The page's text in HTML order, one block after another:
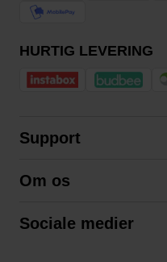
HURTIG LEVERING
Support
Betingelser
Om os
Sociale medier